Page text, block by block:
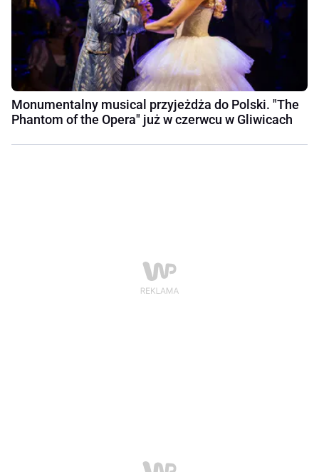
Monumentalny musical przyjeżdża do Polski. "The
Phantom of the Opera" już w czerwcu w Gliwicach